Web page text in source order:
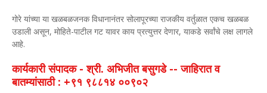
गोरे यांच्या या खळबळजनक विधानानंतर सोलापूरच्या राजकीय वर्तुळात एकच खळबळ
उडाली असून, मोहिते-पाटील गट यावर काय प्रत्युत्तर देणार, याकडे सर्वांचे लक्ष लागले
आहे.
कार्यकारी संपादक - श्री. अभिजीत बसुगडे -- जाहिरात व
बातम्यांसाठी : +९१ ९८८१४ ००९०२